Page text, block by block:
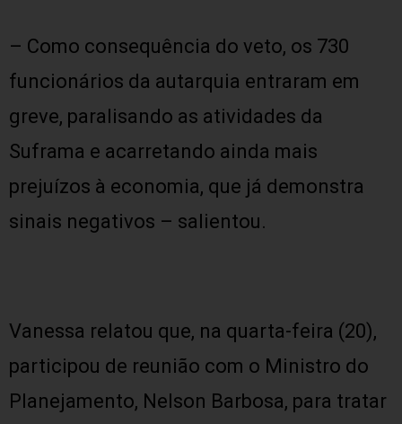
– Como consequência do veto, os 730
funcionários da autarquia entraram em
greve, paralisando as atividades da
Suframa e acarretando ainda mais
prejuízos à economia, que já demonstra
sinais negativos – salientou.
Vanessa relatou que, na quarta-feira (20),
participou de reunião com o Ministro do
Planejamento, Nelson Barbosa, para tratar